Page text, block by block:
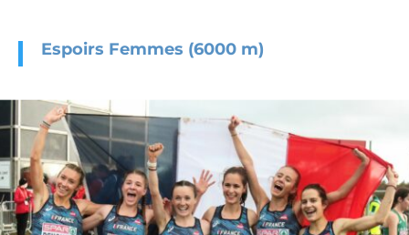
Espoirs Femmes (6000 m)